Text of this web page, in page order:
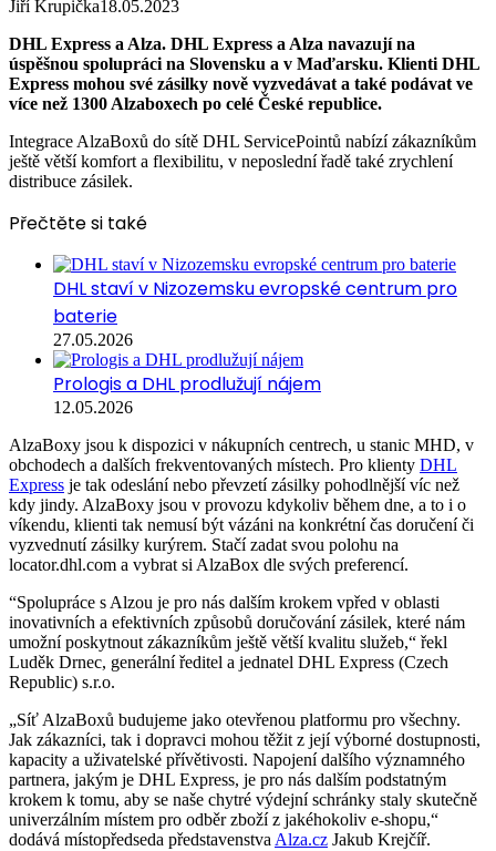
Jiří Krupička18.05.2023
DHL Express a Alza. DHL Express a Alza navazují na
úspěšnou spolupráci na Slovensku a v Maďarsku. Klienti DHL
Express mohou své zásilky nově vyzvedávat a také podávat ve
více než 1300 Alzaboxech po celé České republice.
Integrace AlzaBoxů do sítě DHL ServicePointů nabízí zákazníkům
ještě větší komfort a flexibilitu, v neposlední řadě také zrychlení
distribuce zásilek.
Přečtěte si také
DHL staví v Nizozemsku evropské centrum pro
baterie
27.05.2026
Prologis a DHL prodlužují nájem
12.05.2026
AlzaBoxy jsou k dispozici v nákupních centrech, u stanic MHD, v
obchodech a dalších frekventovaných místech. Pro klienty DHL
Express je tak odeslání nebo převzetí zásilky pohodlnější víc než
kdy jindy. AlzaBoxy jsou v provozu kdykoliv během dne, a to i o
víkendu, klienti tak nemusí být vázáni na konkrétní čas doručení či
vyzvednutí zásilky kurýrem. Stačí zadat svou polohu na
locator.dhl.com a vybrat si AlzaBox dle svých preferencí.
“Spolupráce s Alzou je pro nás dalším krokem vpřed v oblasti
inovativních a efektivních způsobů doručování zásilek, které nám
umožní poskytnout zákazníkům ještě větší kvalitu služeb,“ řekl
Luděk Drnec, generální ředitel a jednatel DHL Express (Czech
Republic) s.r.o.
„Síť AlzaBoxů budujeme jako otevřenou platformu pro všechny.
Jak zákazníci, tak i dopravci mohou těžit z její výborné dostupnosti,
kapacity a uživatelské přívětivosti. Napojení dalšího významného
partnera, jakým je DHL Express, je pro nás dalším podstatným
krokem k tomu, aby se naše chytré výdejní schránky staly skutečně
univerzálním místem pro odběr zboží z jakéhokoliv e-shopu,“
dodává místopředseda představenstva Alza.cz Jakub Krejčíř.